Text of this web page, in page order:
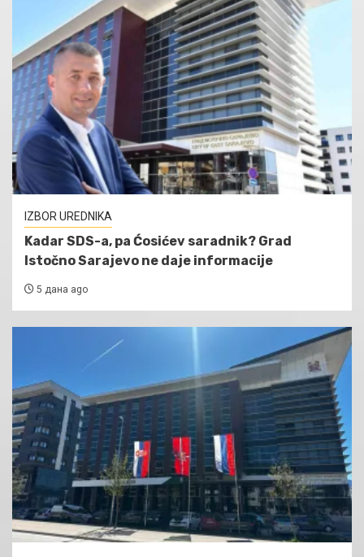
IZBOR UREDNIKA
Kadar SDS-a, pa Ćosićev saradnik? Grad
Istočno Sarajevo ne daje informacije
5 дана ago